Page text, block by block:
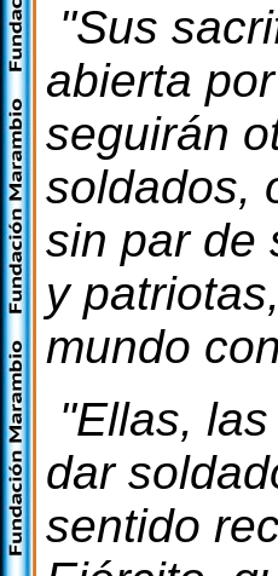
"Sus
abierta
seguirán
soldados,
sin par de
y
mundo
"Ellas,
dar
sentido